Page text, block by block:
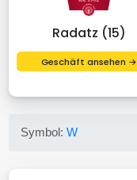
Radatz (15)
Geschäft ansehen →
Symbol:W